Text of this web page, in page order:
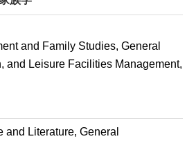
and Family Studies, General
and Leisure Facilities Management,
and Literature, General